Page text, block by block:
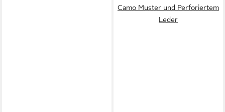
Camo Muster und Perforiertem
Leder